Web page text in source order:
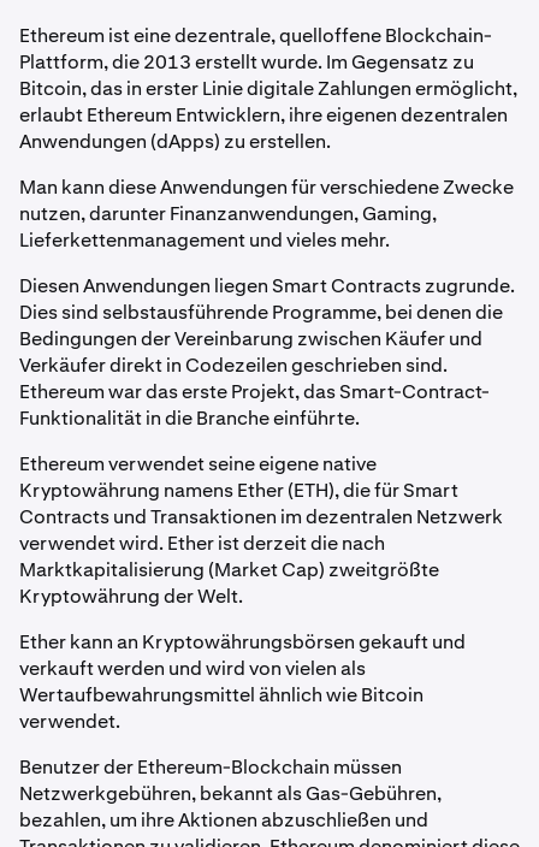
Ethereum ist eine dezentrale, quelloffene Blockchain-
Plattform, die 2013 erstellt wurde. Im Gegensatz zu
Bitcoin, das in erster Linie digitale Zahlungen ermöglicht,
erlaubt Ethereum Entwicklern, ihre eigenen dezentralen
Anwendungen (dApps) zu erstellen.
Man kann diese Anwendungen für verschiedene Zwecke
nutzen, darunter Finanzanwendungen, Gaming,
Lieferkettenmanagement und vieles mehr.
Diesen Anwendungen liegen Smart Contracts zugrunde.
Dies sind selbstausführende Programme, bei denen die
Bedingungen der Vereinbarung zwischen Käufer und
Verkäufer direkt in Codezeilen geschrieben sind.
Ethereum war das erste Projekt, das Smart-Contract-
Funktionalität in die Branche einführte.
Ethereum verwendet seine eigene native
Kryptowährung namens Ether (ETH), die für Smart
Contracts und Transaktionen im dezentralen Netzwerk
verwendet wird. Ether ist derzeit die nach
Marktkapitalisierung (Market Cap) zweitgrößte
Kryptowährung der Welt.
Ether kann an Kryptowährungsbörsen gekauft und
verkauft werden und wird von vielen als
Wertaufbewahrungsmittel ähnlich wie Bitcoin
verwendet.
Benutzer der Ethereum-Blockchain müssen
Netzwerkgebühren, bekannt als Gas-Gebühren,
bezahlen, um ihre Aktionen abzuschließen und